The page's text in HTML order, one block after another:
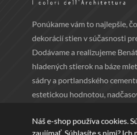
Ponúkame vám to najlepšie,
dekorácií stien v súčasnosti
Dodávame a realizujeme
hladených stierok na báze
sádry a portlandského
estetickou hodnotou,
Náš e-shop používa cookies.
zaujímať. Súhlasíte s nimi?